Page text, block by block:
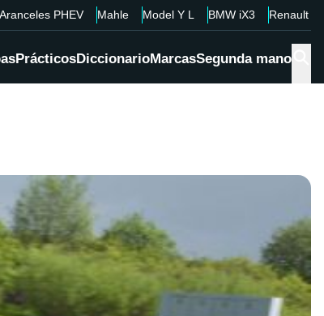
Aranceles PHEV Mahle Model Y L BMW iX3 Renault
PrácticosDiccionarioMarcasSegunda mano